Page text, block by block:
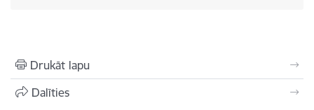
Drukāt lapu
Dalīties